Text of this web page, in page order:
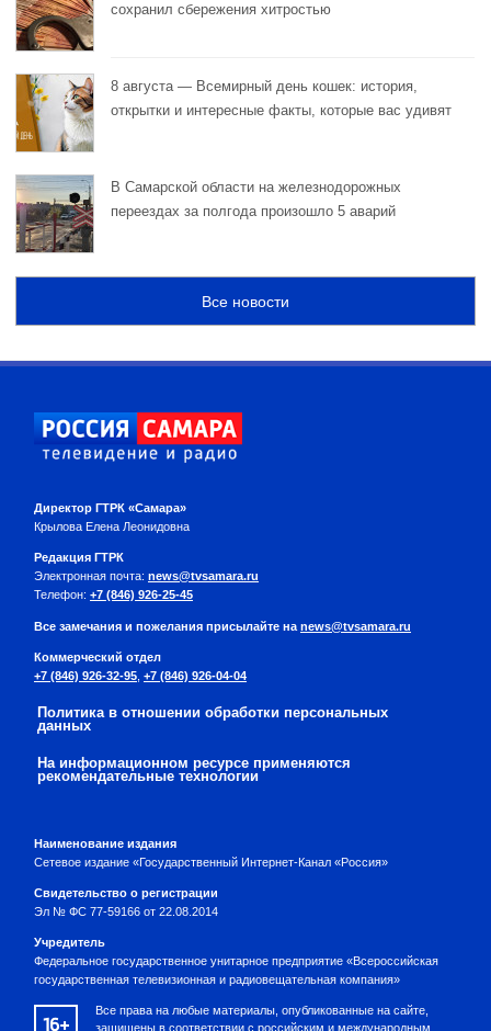
сохранил сбережения хитростью
8 августа — Всемирный день кошек: история,
открытки и интересные факты, которые вас удивят
В Самарской области на железнодорожных
переездах за полгода произошло 5 аварий
Все новости
Директор ГТРК «Самара»
Крылова Елена Леонидовна
Редакция ГТРК
Электронная почта: news@tvsamara.ru
Телефон: +7 (846) 926-25-45
Все замечания и пожелания присылайте на news@tvsamara.ru
Коммерческий отдел
+7 (846) 926-32-95 +7 (846) 926-04-04
Политика в отношении обработки персональных
данных
На информационном ресурсе применяются
рекомендательные технологии
Наименование издания
Сетевое издание «Государственный Интернет-Канал «Россия»
Свидетельство о регистрации
Эл № ФС 77-59166 от 22.08.2014
Учредитель
Федеральное государственное унитарное предприятие «Всероссийская
государственная телевизионная и радиовещательная компания»
16+
Все права на любые материалы, опубликованные на сайте,
защищены в соответствии с российским и международным